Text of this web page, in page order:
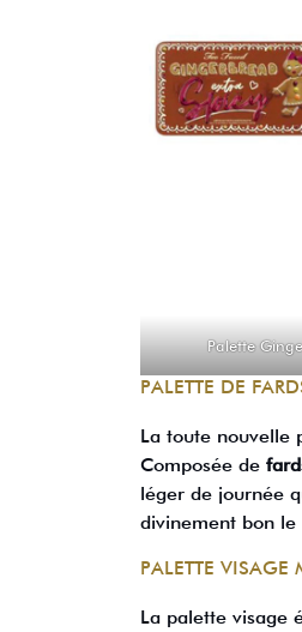
Palette
PALETTE DE
La toute nouvelle
Composée de
léger de journée
divinement bon le
PALETTE
La palette visage